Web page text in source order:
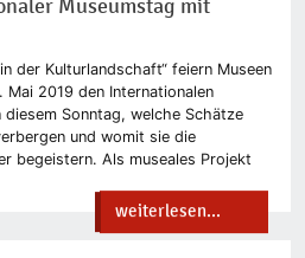
Museumstag mit
der Kulturlandschaft“ feiern Museen
Mai 2019 den Internationalen
diesem Sonntag, welche Schätze
und womit sie die
begeistern. Als museales Projekt
weiterlesen...